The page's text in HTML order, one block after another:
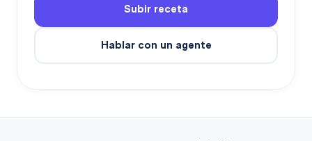
Subir receta
Hablar con un agente